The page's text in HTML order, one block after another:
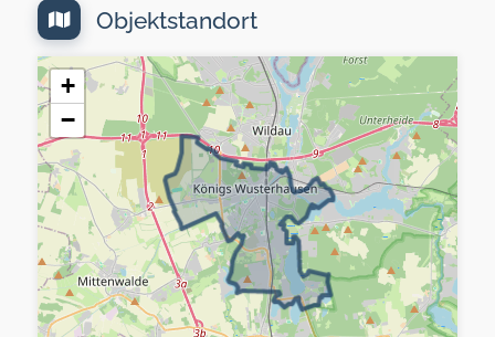
Objektstandort
+
−